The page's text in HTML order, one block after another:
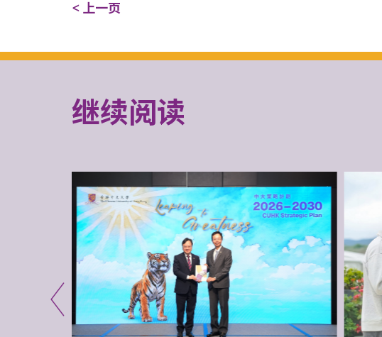
< 上一页
继续阅读